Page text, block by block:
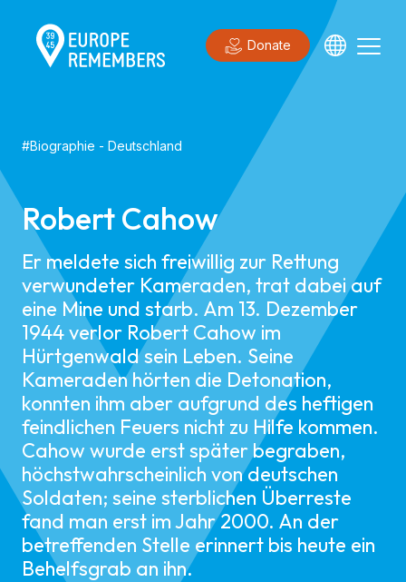
Donate
#Biographie - Deutschland
Robert Cahow
Er meldete sich freiwillig zur Rettung
verwundeter Kameraden, trat dabei auf
eine Mine und starb. Am 13. Dezember
1944 verlor Robert Cahow im
Hürtgenwald sein Leben. Seine
Kameraden hörten die Detonation,
konnten ihm aber aufgrund des heftigen
feindlichen Feuers nicht zu Hilfe kommen.
Cahow wurde erst später begraben,
höchstwahrscheinlich von deutschen
Soldaten; seine sterblichen Überreste
fand man erst im Jahr 2000. An der
betreffenden Stelle erinnert bis heute ein
Behelfsgrab an ihn.